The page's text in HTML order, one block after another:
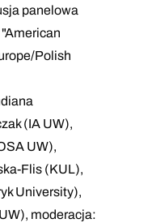
panelowa
Polish
(IA UW),
UW),
Flis (KUL),
University),
moderacja: